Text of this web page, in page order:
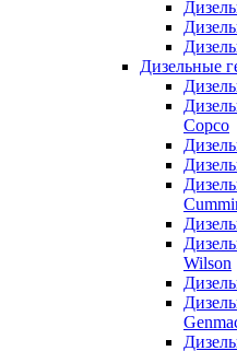
Дизельные
Copco
Wilson